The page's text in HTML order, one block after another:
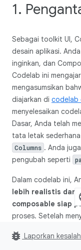
1.
Sebagai toolkit UI,
desain aplikasi.
inginkan, dan
Codelab ini
mengasumsikan
diajarkan di codelab
menyelesaikan
Dasar, Anda telah
tata letak
Columns . Anda
pengubah seperti
Dalam codelab ini,
lebih realistis dan
composable siap
proses. Setelah
berfungsi.
bug_report Laporkan